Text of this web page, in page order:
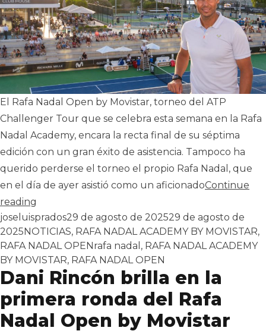
El Rafa Nadal Open by Movistar, torneo del ATP
Challenger Tour que se celebra esta semana en la Rafa
Nadal Academy, encara la recta final de su séptima
edición con un gran éxito de asistencia. Tampoco ha
querido perderse el torneo el propio Rafa Nadal, que
en el día de ayer asistió como un aficionadoContinue
reading
Publicado por
joseluisprados29 de agosto de 202529 de agosto de
2025Publicado en
NOTICIAS, RAFA NADAL ACADEMY BY MOVISTAR,
RAFA NADAL OPENTags:
rafa nadal , RAFA NADAL ACADEMY
BY MOVISTAR, RAFA NADAL OPEN
Dani Rincón brilla en la
primera ronda del Rafa
Nadal Open by Movistar